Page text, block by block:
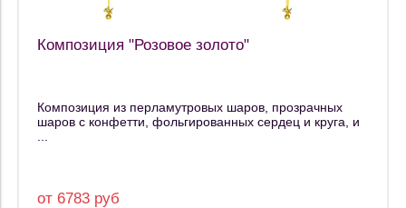
Композиция "Розовое золото"
Композиция из перламутровых шаров, прозрачных
шаров с конфетти, фольгированных сердец и круга, и
...
от 6783 руб